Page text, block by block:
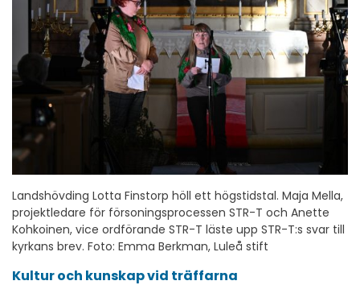
Landshövding Lotta Finstorp höll ett högstidstal. Maja Mella,
projektledare för försoningsprocessen STR-T och Anette
Kohkoinen, vice ordförande STR-T läste upp STR-T:s svar till
kyrkans brev. Foto: Emma Berkman, Luleå stift
Kultur och kunskap vid träffarna